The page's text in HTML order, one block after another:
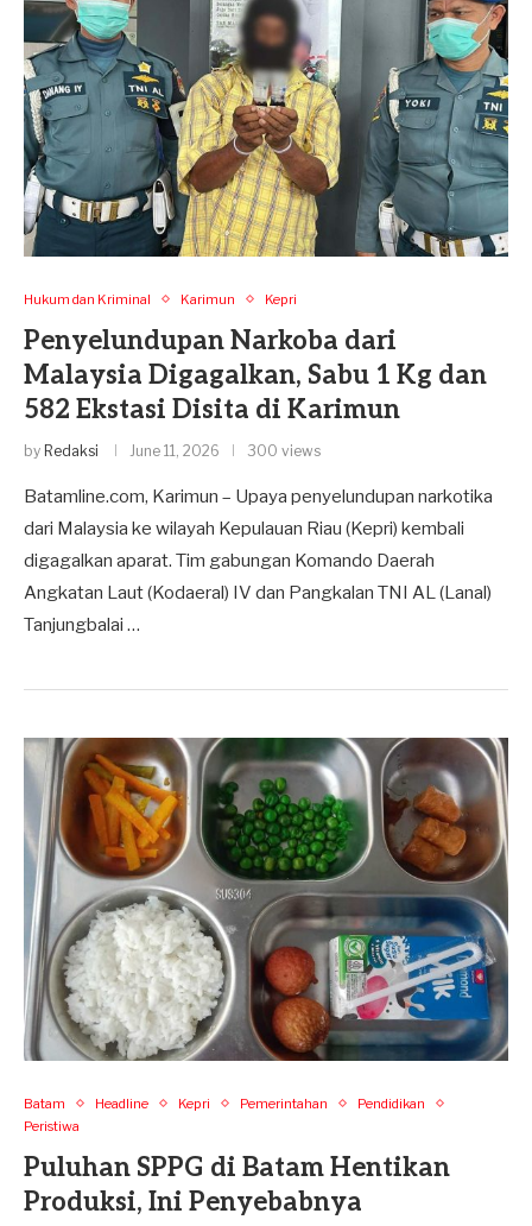
Hukum dan Kriminal Karimun Kepri
Penyelundupan Narkoba dari
Malaysia Digagalkan, Sabu 1 Kg dan
582 Ekstasi Disita di Karimun
by Redaksi June 11, 2026 300 views
Batamline.com, Karimun – Upaya penyelundupan narkotika
dari Malaysia ke wilayah Kepulauan Riau (Kepri) kembali
digagalkan aparat. Tim gabungan Komando Daerah
Angkatan Laut (Kodaeral) IV dan Pangkalan TNI AL (Lanal)
Tanjungbalai …
Batam Headline Kepri Pemerintahan
Pendidikan
Peristiwa
Puluhan SPPG di Batam Hentikan
Produksi, Ini Penyebabnya